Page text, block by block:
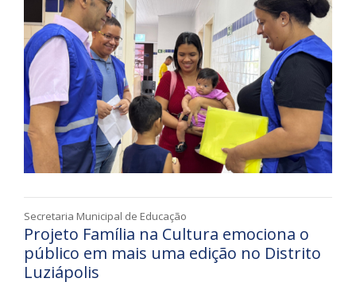
Secretaria Municipal de Educação
Projeto Família na Cultura emociona o
público em mais uma edição no Distrito
Luziápolis